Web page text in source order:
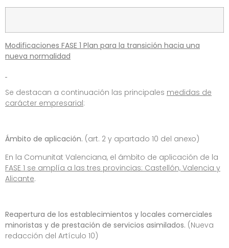
Modificaciones FASE 1 Plan para la transición hacia una
nueva normalidad
Se destacan a continuación las principales medidas de
carácter empresarial:
Ámbito de aplicación. (art. 2 y apartado 10 del anexo)
En la Comunitat Valenciana, el ámbito de aplicación de la
FASE 1 se amplía a las tres provincias: Castellón, Valencia y
Alicante.
Reapertura de los establecimientos y locales comerciales
minoristas y de prestación de servicios asimilados. (Nueva
redacción del Artículo 10)